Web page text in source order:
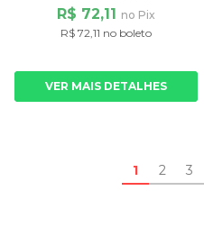
R$ 72,11 no Pix
R$ 72,11 no boleto
VER MAIS DETALHES
1 2 3